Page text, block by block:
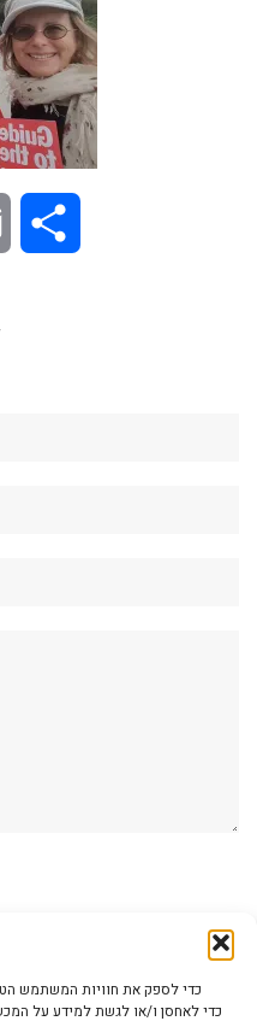
כדי לספק את חוויות המשתמש
Email